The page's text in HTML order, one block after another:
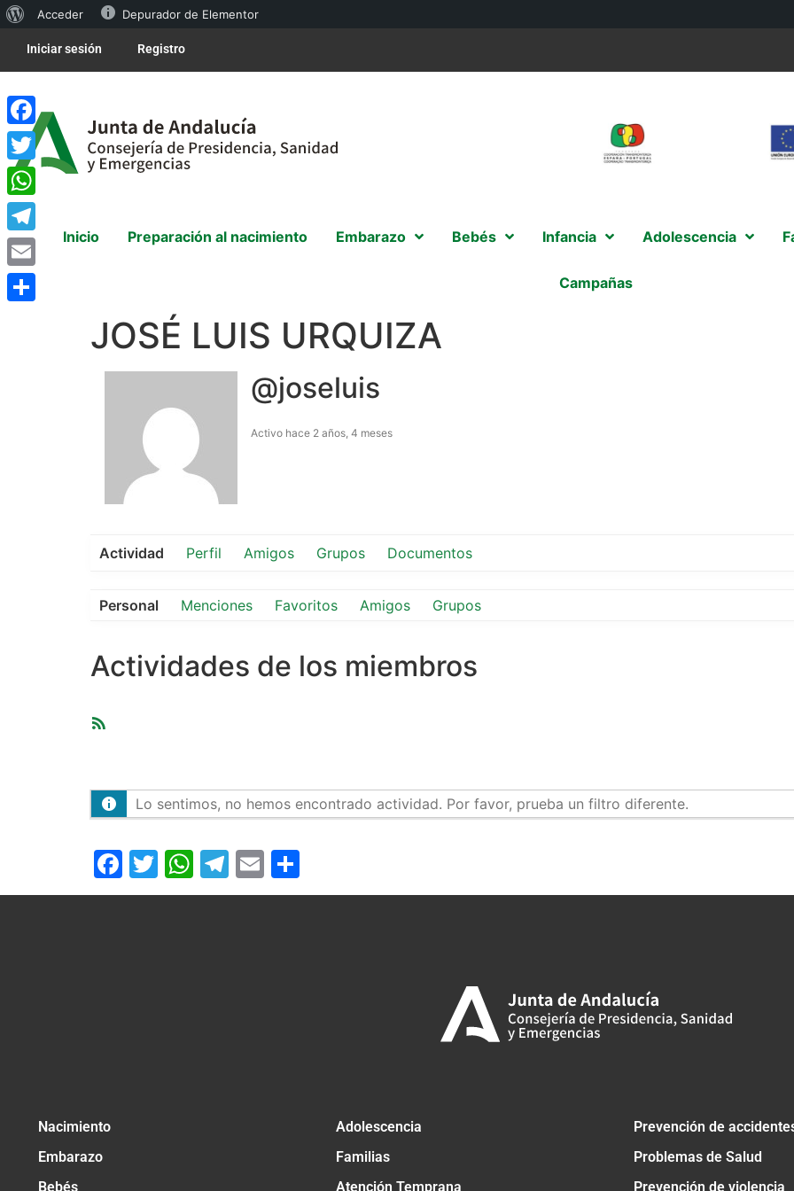
Acceder Depurador de Elementor
Iniciar sesión Registro
Inicio Preparación al nacimiento Embarazo Bebés Infancia Adolescencia
Campañas
JOSÉ LUIS URQUIZA
@joseluis
Activo hace 2 años, 4 meses
Actividad Perfil Amigos Grupos Documentos
Personal Menciones Favoritos Amigos Grupos
Actividades de los miembros
Lo sentimos, no hemos encontrado actividad. Por favor, prueba un filtro diferente.
Facebook
Twitter
WhatsApp
Telegram
Email
Nacimiento
Embarazo
Bebés
Adolescencia
Familias
Atención Temprana
Prevención de
Problemas de Salud
Prevención de violencia
Facebook
Twitter
WhatsApp
Telegram
Email